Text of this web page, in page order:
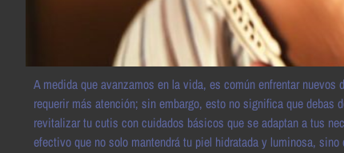
A medida que avanzamos en la vida, es común enfrentar
requerir más atención; sin embargo, esto no significa que
revitalizar tu cutis con cuidados básicos que se adaptan a tus
efectivo que no solo mantendrá tu piel hidratada y luminosa,